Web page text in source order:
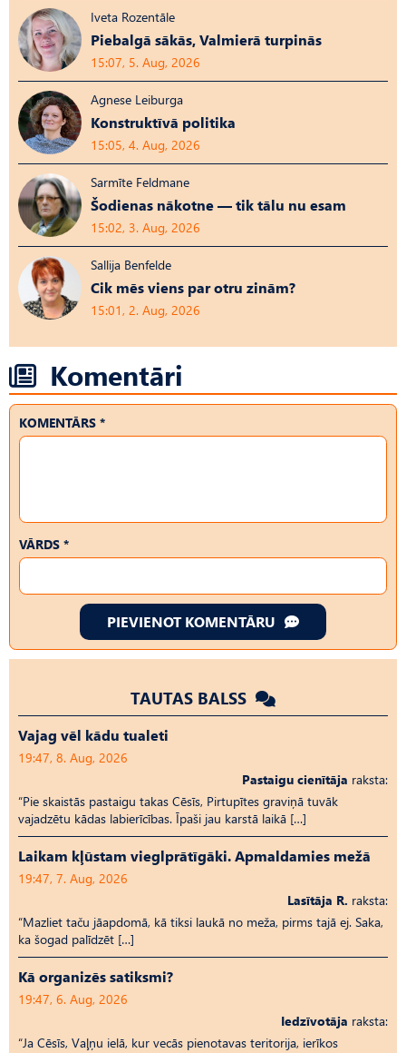
Iveta Rozentāle
Piebalgā sākās, Valmierā turpinās
15:07, 5. Aug, 2026
Agnese Leiburga
Konstruktīvā politika
15:05, 4. Aug, 2026
Sarmīte Feldmane
Šodienas nākotne — tik tālu nu esam
15:02, 3. Aug, 2026
Sallija Benfelde
Cik mēs viens par otru zinām?
15:01, 2. Aug, 2026
Komentāri
KOMENTĀRS *
VĀRDS *
PIEVIENOT KOMENTĀRU
TAUTAS BALSS
Vajag vēl kādu tualeti
19:47, 8. Aug, 2026
Pastaigu cienītāja raksta:
“Pie skaistās pastaigu takas Cēsīs, Pirtupītes graviņā tuvāk
vajadzētu kādas labierīcības. Īpaši jau karstā laikā […]
Laikam kļūstam vieglprātīgāki. Apmaldamies mežā
19:47, 7. Aug, 2026
Lasītāja R. raksta:
“Mazliet taču jāapdomā, kā tiksi laukā no meža, pirms tajā ej. Saka,
ka šogad palīdzēt […]
Kā organizēs satiksmi?
19:47, 6. Aug, 2026
Iedzīvotāja raksta:
“Ja Cēsīs, Vaļņu ielā, kur vecās pienotavas teritorija, ierīkos